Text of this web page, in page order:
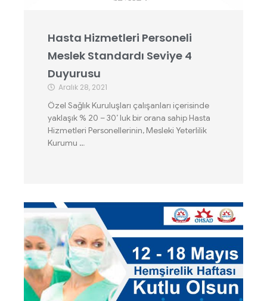
Hasta Hizmetleri Personeli
Meslek Standardı Seviye 4
Duyurusu
Aralık 28, 2021
Özel Sağlık Kuruluşları çalışanları içerisinde
yaklaşık % 20 – 30’ luk bir orana sahip Hasta
Hizmetleri Personellerinin, Mesleki Yeterlilik
Kurumu …